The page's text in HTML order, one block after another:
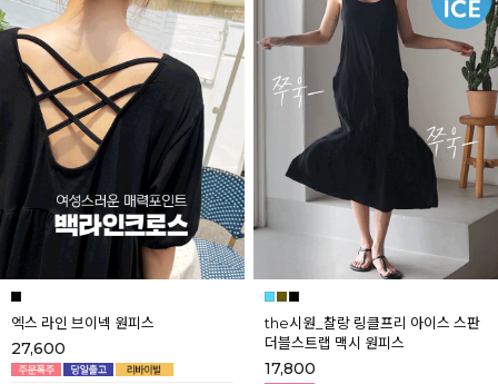
엑스 라인 브이넥 원피스
27,600
the시원_찰랑 링클프리 아이스 스판
더블스트랩 맥시 원피스
17,800